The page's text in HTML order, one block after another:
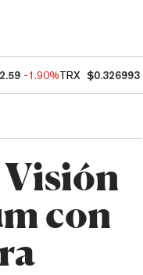
-1.90%TRX $0.326993
con